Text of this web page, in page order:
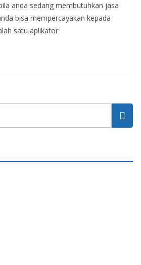
anda sedang membutuhkan jasa
bisa mempercayakan kepada
satu aplikator